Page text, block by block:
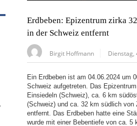
Erdbeben: Epizentrum zirka
in der Schweiz entfernt
Birgit Hoffmann Dienstag,
Ein Erdbeben ist am 04.06.2024 um
Schweiz aufgetreten. Das
Einsiedeln (Schweiz), ca. 6 km
(Schweiz) und ca. 32 km südlich von
entfernt. Das Erdbeben hatte eine
wurde mit einer Bebentiefe von ca. 5